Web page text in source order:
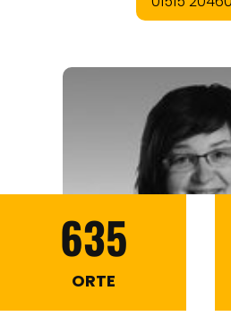
635
ORTE